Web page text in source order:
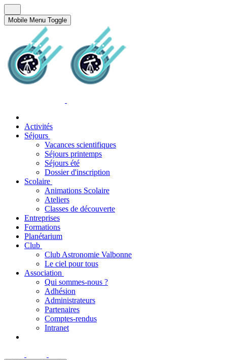
Mobile Menu Toggle
Activités
Séjours
Vacances scientifiques
Séjours printemps
Séjours été
Dossier d'inscription
Scolaire
Animations Scolaire
Ateliers
Classes de découverte
Entreprises
Formations
Planétarium
Club
Club Astronomie Valbonne
Le ciel pour tous
Association
Qui sommes-nous ?
Adhésion
Administrateurs
Partenaires
Comptes-rendus
Intranet